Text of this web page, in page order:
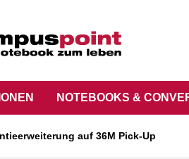
NOTEBOOKS &
auf 36M Pick-Up